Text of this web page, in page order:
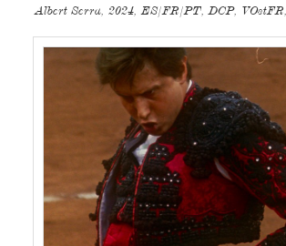
Albert Serra, 2024, ES/FR/PT, DCP,